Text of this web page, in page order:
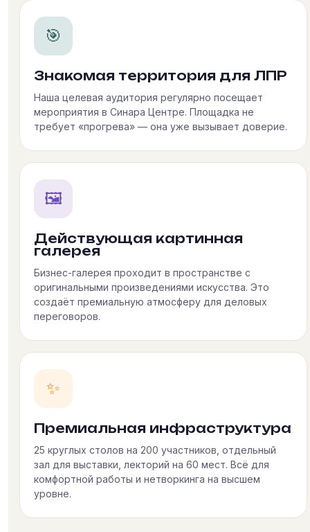
🎯
Знакомая территория для ЛПР
Наша целевая аудитория регулярно посещает
мероприятия в Синара Центре. Площадка не
требует «прогрева» — она уже вызывает доверие.
🖼
Действующая картинная
галерея
Бизнес-галерея проходит в пространстве с
оригинальными произведениями искусства. Это
создаёт премиальную атмосферу для деловых
переговоров.
✨
Премиальная инфраструктура
25 круглых столов на 200 участников, отдельный
зал для выставки, лекторий на 60 мест. Всё для
комфортной работы и нетворкинга на высшем
уровне.